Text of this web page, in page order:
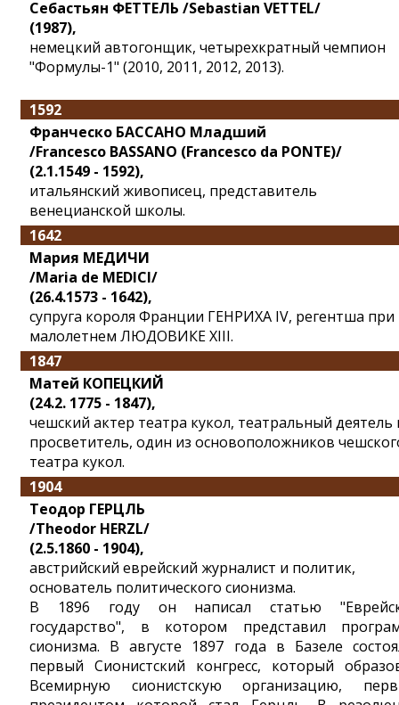
Себастьян ФЕТТЕЛЬ /Sebastian VETTEL/
(1987),
немецкий автогонщик, четырехкратный чемпион
"Формулы-1" (2010, 2011, 2012, 2013).
1592
Франческо БАССАНО Младший
/Francesco BASSANO (Francesco da PONTE)/
(2.1.1549 - 1592),
итальянский живописец, представитель
венецианской школы.
1642
Мария МЕДИЧИ
/Maria de MEDICI/
(26.4.1573 - 1642),
супруга короля Франции ГЕНРИХА IV, регентша при
малолетнем ЛЮДОВИКЕ XIII.
1847
Матей КОПЕЦКИЙ
(24.2. 1775 - 1847),
чешский актер театра кукол, театральный деятель
просветитель, один из основоположников
театра кукол.
1904
Теодор ГЕРЦЛЬ
/Theodor HERZL/
(2.5.1860 - 1904),
австрийский еврейский журналист и политик,
основатель политического сионизма.
В 1896 году он написал статью
государство", в котором представил
сионизма. В августе 1897 года в Базеле
первый Сионистский конгресс, который
Всемирную сионистскую организацию,